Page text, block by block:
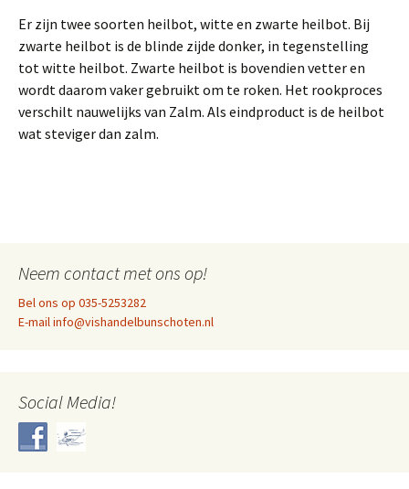
Er zijn twee soorten heilbot, witte en zwarte heilbot. Bij
zwarte heilbot is de blinde zijde donker, in tegenstelling
tot witte heilbot. Zwarte heilbot is bovendien vetter en
wordt daarom vaker gebruikt om te roken. Het rookproces
verschilt nauwelijks van Zalm. Als eindproduct is de heilbot
wat steviger dan zalm.
Neem contact met ons op!
Bel ons op 035-5253282
E-mail info@vishandelbunschoten.nl
Social Media!